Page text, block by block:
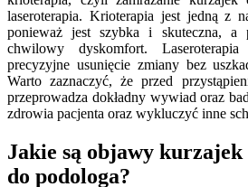
laseroterapia. Krioterapia jest jedną z
ponieważ jest szybka i skuteczna, a
chwilowy dyskomfort.
precyzyjne usunięcie zmiany bez
Warto zaznaczyć, że przed
przeprowadza dokładny wywiad oraz
zdrowia pacjenta oraz wykluczyć inne
Jakie są objawy kurzajek
do podologa?